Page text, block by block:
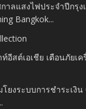
าลแสงไฟประจำปีกรุง
Bangkok...
อีสต์เอเชีย เตือนภัยเค
ยงระบบการชำระเงิน